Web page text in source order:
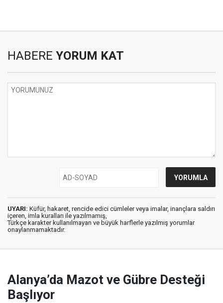
HABERE YORUM KAT
UYARI: Küfür, hakaret, rencide edici cümleler veya imalar, inançlara saldırı
içeren, imla kuralları ile yazılmamış,
Türkçe karakter kullanılmayan ve büyük harflerle yazılmış yorumlar
onaylanmamaktadır.
Alanya’da Mazot ve Gübre Desteği
Başlıyor